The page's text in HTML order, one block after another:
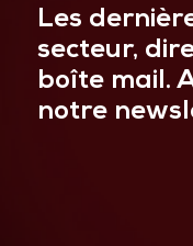
Les
secteur,
boîte mail.
notre